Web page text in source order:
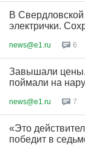
В Свердловской
электрички.
news@e1.ru 6
Завышали цены.
поймали на
news@e1.ru 7
«Это
победит в